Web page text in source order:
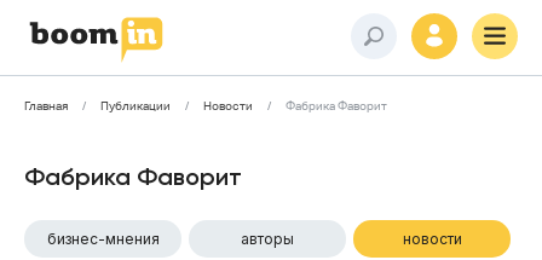
Главная Публикации Новости Фабрика Фаворит
Фабрика Фаворит
бизнес-мнения авторы новости